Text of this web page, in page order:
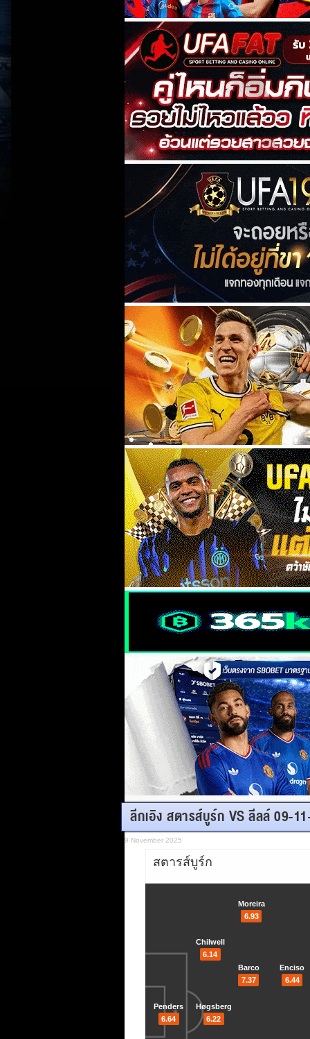
ลีกเอิง สตารส์บูร์ก VS ลีลล์ 09-
9 November 2025
สตารส์บูร์ก
Penders
6.64
Chilwell
6.14
Høgsberg
6.22
Moreira
6.93
Barco
7.37
Enciso
6.44